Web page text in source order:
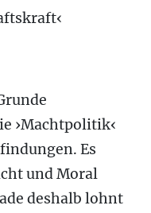
›Machtpolitik‹
Es
und Moral
deshalb lohnt